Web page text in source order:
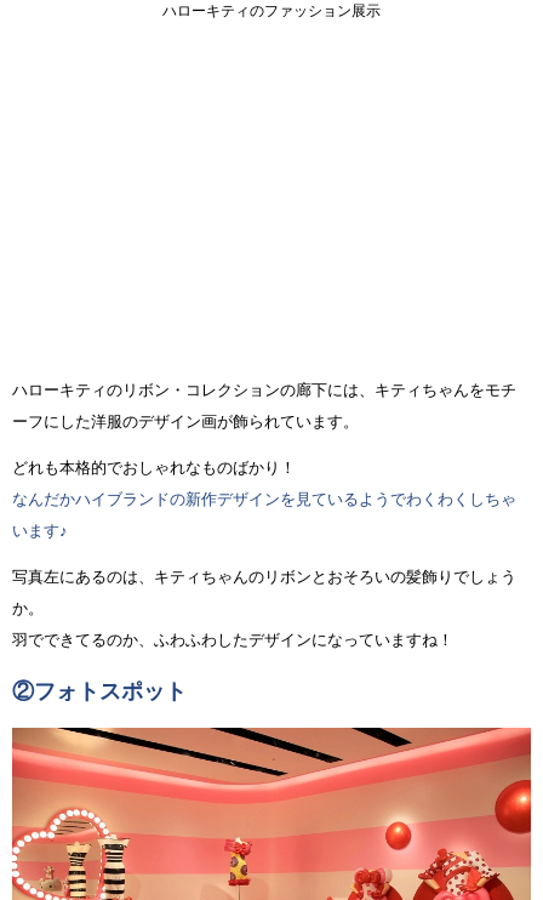
ハローキティのファッション展示
ハローキティのリボン・コレクションの廊下には、キティちゃんをモチ
ーフにした洋服のデザイン画が飾られています。
どれも本格的でおしゃれなものばかり！
なんだかハイブランドの新作デザインを見ているようでわくわくしちゃ
います♪
写真左にあるのは、キティちゃんのリボンとおそろいの髪飾りでしょう
か。
羽でできてるのか、ふわふわしたデザインになっていますね！
②フォトスポット